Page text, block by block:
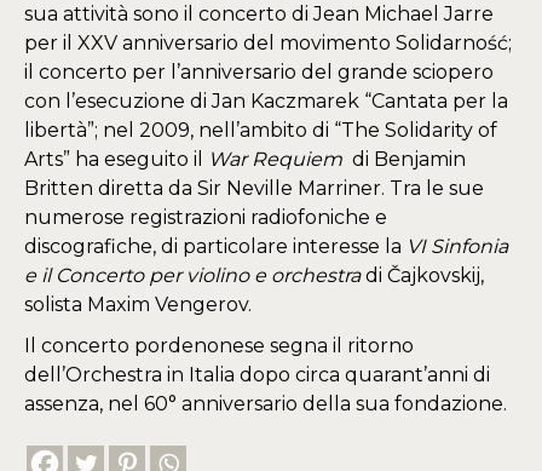
sua attività sono il concerto di Jean Michael Jarre
per il XXV anniversario del movimento Solidarność;
il concerto per l’anniversario del grande sciopero
con l’esecuzione di Jan Kaczmarek “Cantata per la
libertà”; nel 2009, nell’ambito di “The Solidarity of
Arts” ha eseguito il
War Requiem di Benjamin
Britten diretta da Sir Neville Marriner. Tra le sue
numerose registrazioni radiofoniche e
discografiche, di particolare interesse la VI Sinfonia
e il Concerto per violino e orchestradi Čajkovskij,
solista Maxim Vengerov.
Il concerto pordenonese segna il ritorno
dell’Orchestra in Italia dopo circa quarant’anni di
assenza, nel 60° anniversario della sua fondazione.